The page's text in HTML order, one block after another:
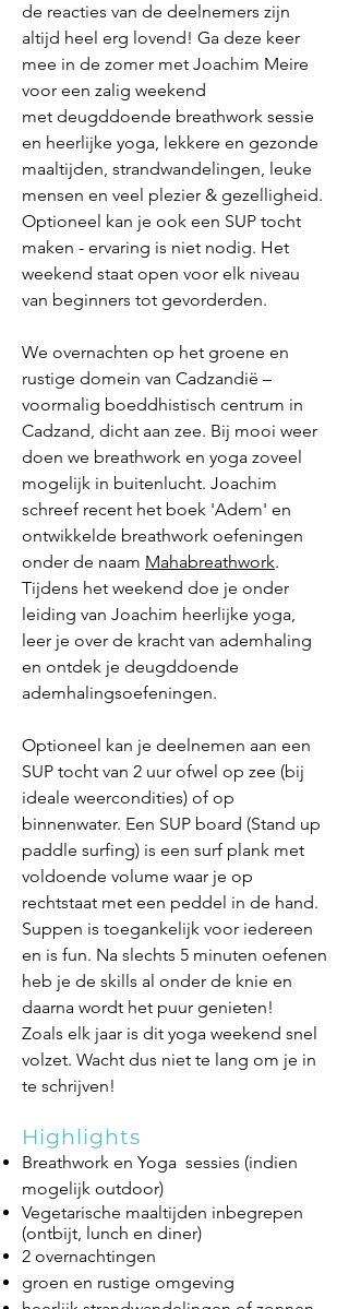
de reacties van de deelnemers zijn
altijd heel erg lovend! Ga deze keer
mee in de zomer met Joachim Meire
voor een zalig weekend
met deugddoende breathwork sessie
en heerlijke yoga, lekkere en gezonde
maaltijden, strandwandelingen, leuke
mensen en veel plezier & gezelligheid.
Optioneel kan je ook een SUP tocht
maken - ervaring is niet nodig. Het
weekend staat open voor elk niveau
van beginners tot gevorderden.
We overnachten op het groene en
rustige domein van Cadzandië –
voormalig boeddhistisch centrum in
Cadzand, dicht aan zee. Bij mooi weer
doen we breathwork en yoga zoveel
mogelijk in buitenlucht. Joachim
schreef recent het boek 'Adem' en
ontwikkelde breathwork oefeningen
onder de naam Mahabreathwork.
Tijdens het weekend doe je onder
leiding van Joachim heerlijke yoga,
leer je over de kracht van ademhaling
en ontdek je deugddoende
ademhalingsoefeningen.
Optioneel kan je deelnemen aan een
SUP tocht van 2 uur ofwel op zee (bij
ideale weercondities) of op
binnenwater. Een SUP board (Stand up
paddle surfing) is een surf plank met
voldoende volume waar je op
rechtstaat met een peddel in de hand.
Suppen is toegankelijk voor iedereen
en is fun. Na slechts 5 minuten oefenen
heb je de skills al onder de knie en
daarna wordt het puur genieten!
Zoals elk jaar is dit yoga weekend snel
volzet. Wacht dus niet te lang om je in
te schrijven!​
Highlights
Breathwork en Yoga sessies (indien
mogelijk outdoor)
Vegetarische maaltijden inbegrepen
(ontbijt, lunch en diner)
2 overnachtingen
groen en rustige omgeving